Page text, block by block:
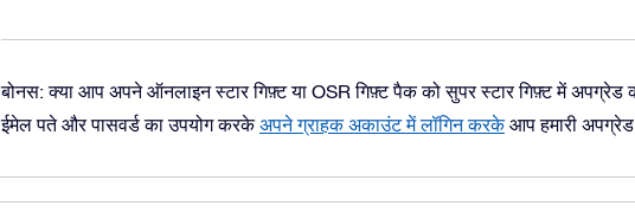
बोनस: क्या आप अपने ऑनलाइन स्टार गिफ़्ट या OSR गिफ़्ट पैक को सुपर स्टार गिफ़्ट में अपग्रेड
ईमेल पते और पासवर्ड का उपयोग करकेअपने ग्राहक अकाउंट में लॉगिन करकेआप हमारी